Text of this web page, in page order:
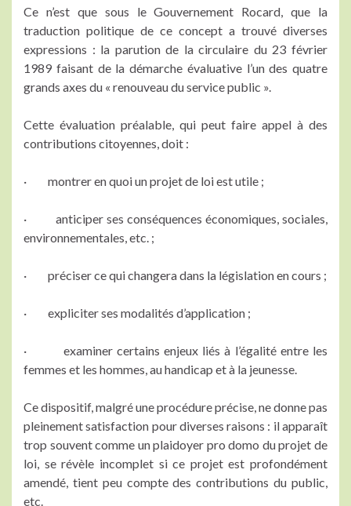
Ce n’est que sous le Gouvernement Rocard, que la
traduction politique de ce concept a trouvé diverses
expressions : la parution de la circulaire du 23 février
1989 faisant de la démarche évaluative l’un des quatre
grands axes du « renouveau du service public ».
Cette évaluation préalable, qui peut faire appel à des
contributions citoyennes, doit :
· montrer en quoi un projet de loi est utile ;
· anticiper ses conséquences économiques, sociales,
environnementales, etc. ;
· préciser ce qui changera dans la législation en cours ;
· expliciter ses modalités d’application ;
· examiner certains enjeux liés à l’égalité entre les
femmes et les hommes, au handicap et à la jeunesse.
Ce dispositif, malgré une procédure précise, ne donne pas
pleinement satisfaction pour diverses raisons : il apparaît
trop souvent comme un plaidoyer pro domo du projet de
loi, se révèle incomplet si ce projet est profondément
amendé, tient peu compte des contributions du public,
etc.